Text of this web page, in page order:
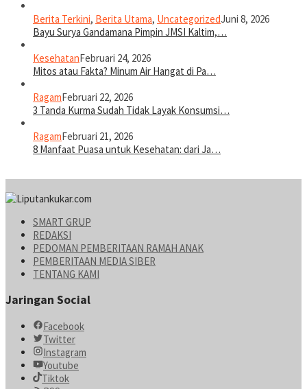
Berita Terkini, Berita Utama, UncategorizedJuni 8, 2026
Bayu Surya Gandamana Pimpin JMSI Kaltim,…
KesehatanFebruari 24, 2026
Mitos atau Fakta? Minum Air Hangat di Pa…
RagamFebruari 22, 2026
3 Tanda Kurma Sudah Tidak Layak Konsumsi…
RagamFebruari 21, 2026
8 Manfaat Puasa untuk Kesehatan: dari Ja…
SMART GRUP
REDAKSI
PEDOMAN PEMBERITAAN RAMAH ANAK
PEMBERITAAN MEDIA SIBER
TENTANG KAMI
Jaringan Social
Facebook
Twitter
Instagram
Youtube
Tiktok